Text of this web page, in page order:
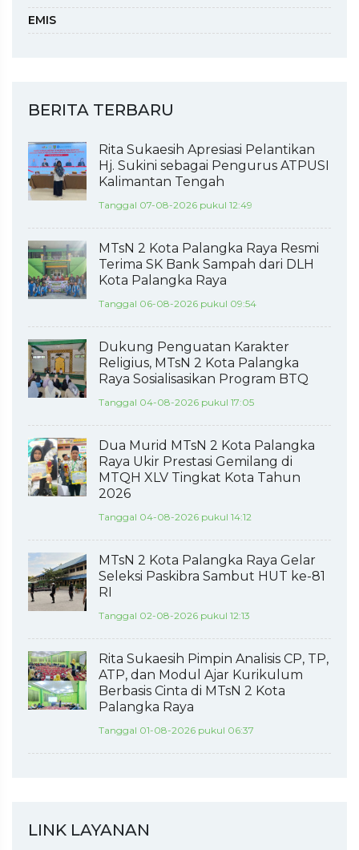
EMIS
BERITA TERBARU
Rita Sukaesih Apresiasi Pelantikan
Hj. Sukini sebagai Pengurus ATPUSI
Kalimantan Tengah
Tanggal 07-08-2026 pukul 12:49
MTsN 2 Kota Palangka Raya Resmi
Terima SK Bank Sampah dari DLH
Kota Palangka Raya
Tanggal 06-08-2026 pukul 09:54
Dukung Penguatan Karakter
Religius, MTsN 2 Kota Palangka
Raya Sosialisasikan Program BTQ
Tanggal 04-08-2026 pukul 17:05
Dua Murid MTsN 2 Kota Palangka
Raya Ukir Prestasi Gemilang di
MTQH XLV Tingkat Kota Tahun
2026
Tanggal 04-08-2026 pukul 14:12
MTsN 2 Kota Palangka Raya Gelar
Seleksi Paskibra Sambut HUT ke-81
RI
Tanggal 02-08-2026 pukul 12:13
Rita Sukaesih Pimpin Analisis CP, TP,
ATP, dan Modul Ajar Kurikulum
Berbasis Cinta di MTsN 2 Kota
Palangka Raya
Tanggal 01-08-2026 pukul 06:37
LINK LAYANAN